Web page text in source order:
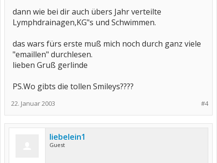
dann wie bei dir auch übers Jahr verteilte
Lymphdrainagen,KG"s und Schwimmen.
das wars fürs erste muß mich noch durch ganz viele
"emaillen" durchlesen.
lieben Gruß gerlinde
PS.Wo gibts die tollen Smileys????
#4
22. Januar 2003
liebelein1
Guest